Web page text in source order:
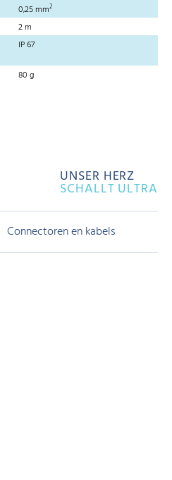
0,25 mm2
2 m
IP 67
80 g
UNSER HERZ
SCHALLT ULTRA
Connectoren en kabels